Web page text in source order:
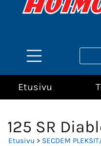
Etusivu
125 SR
Etusivu > SECDEM